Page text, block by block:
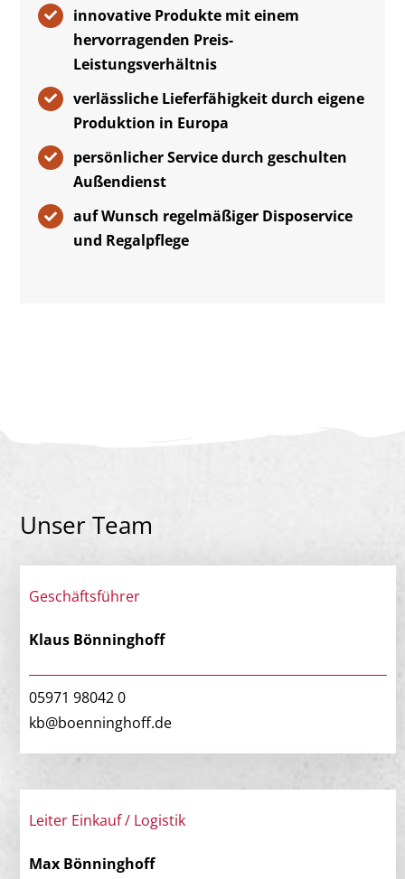
innovative Produkte mit einem
hervorragenden Preis-
Leistungsverhältnis
verlässliche Lieferfähigkeit durch eigene
Produktion in Europa
persönlicher Service durch geschulten
Außendienst
auf Wunsch regelmäßiger Disposervice
und Regalpflege
Unser Team
Geschäftsführer
Klaus Bönninghoff
05971 98042 0
kb@boenninghoff.de
Leiter Einkauf / Logistik
Max Bönninghoff